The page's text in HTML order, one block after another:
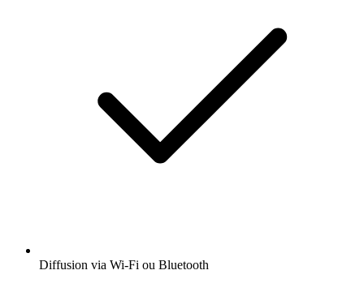
Diffusion via Wi-Fi ou Bluetooth